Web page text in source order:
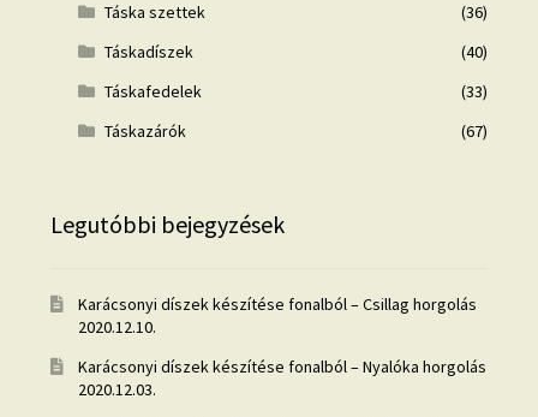
Táska szettek
(36)
Táskadíszek
(40)
Táskafedelek
(33)
Táskazárók
(67)
Legutóbbi bejegyzések
Karácsonyi díszek készítése fonalból – Csillag horgolás
2020.12.10.
Karácsonyi díszek készítése fonalból – Nyalóka horgolás
2020.12.03.